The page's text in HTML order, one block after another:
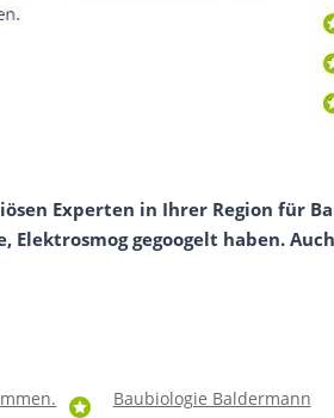
Experten in Ihrer Region für
gegoogelt haben.
Baubiologie Baldermann